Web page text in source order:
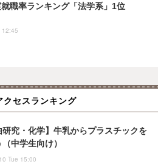
職率ランキング「法学系」1位
12:45
クセスランキング
研究・化学】牛乳からプラスチックを
中学生向け）
Tue 15:00